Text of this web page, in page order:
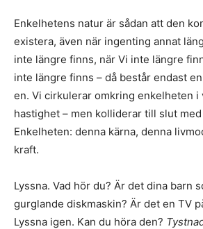
Enkelhetens natur är sådan att den
existera, även när ingenting annat
inte längre finns, när Vi inte längre
inte längre finns – då består endast
en. Vi cirkulerar omkring enkelheten i
hastighet – men kolliderar till slut
Enkelheten: denna kärna, denna
kraft.
Lyssna. Vad hör du? Är det dina barn
gurglande diskmaskin? Är det en TV
Lyssna igen. Kan du höra den?